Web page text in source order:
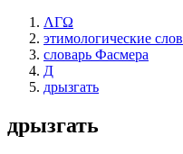
ΛΓΩ
этимологические
словарь Фасмера
Д
дрызгать
дрызгать